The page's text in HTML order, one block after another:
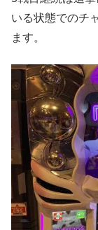
いる状態でのチ
ます。